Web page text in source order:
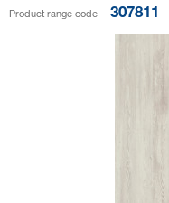
Product range code 307811